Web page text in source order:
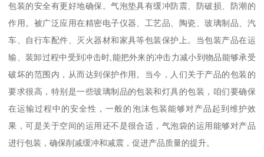
包装的安全有更好地确保。气泡垫具有缓冲防震、防破损、防潮的
作用。被广泛应用在精密电子仪器、工艺品、陶瓷、玻璃制品、汽
车、自行车配件、灭火器材和家具等包装保护上。当包装产品在运
输、装卸过程中受到冲击时,能把外来的冲击力减小到物品能够承受
破坏的范围内，从而达到保护作用。当今，人们关于产品的包装的
要求很高，特别是一些玻璃制品的包装和灯具的包装，咱们要确保
在运输过程中的安全性，一般的泡沫包装能够对产品起到维护效
果，可是关于空间的运用还不是很合适，气泡袋的运用能够对产品
进行包装，确保削减缓冲和减震，促进产品质量的提升。